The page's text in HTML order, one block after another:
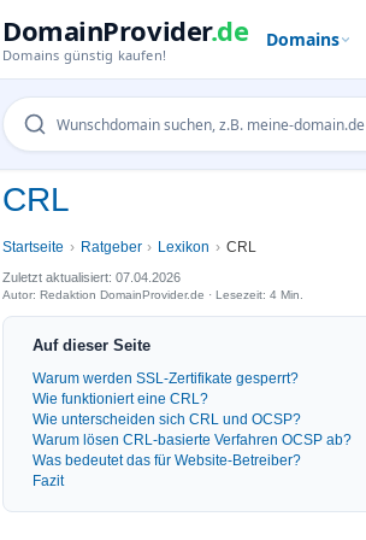
DomainProvider.de
Domains günstig kaufen!
Domains
CRL
Startseite Ratgeber Lexikon CRL
Zuletzt aktualisiert: 07.04.2026
Autor: Redaktion DomainProvider.de · Lesezeit: 4 Min.
Auf dieser Seite
Warum werden SSL-Zertifikate gesperrt?
Wie funktioniert eine CRL?
Wie unterscheiden sich CRL und OCSP?
Warum lösen CRL-basierte Verfahren OCSP ab?
Was bedeutet das für Website-Betreiber?
Fazit